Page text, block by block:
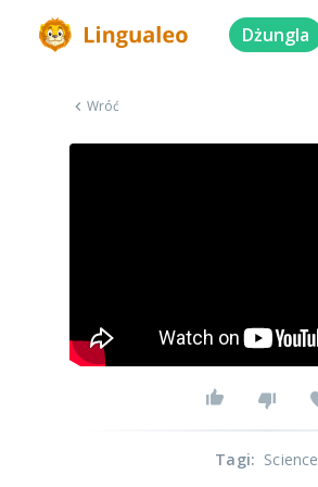
Dżungla
Wróć
Tagi: Science